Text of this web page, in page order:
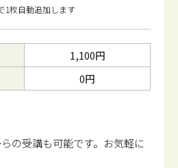
1枚自動追加します
1,100円
0円
の受講も可能です。 お気軽に